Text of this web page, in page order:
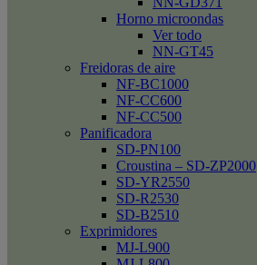
Horno microondas
Ver todo
NN-GT45
Freidoras de aire
NF-BC1000
NF-CC600
NF-CC500
Panificadora
SD-PN100
Croustina – SD-ZP2000
SD-YR2550
SD-R2530
SD-B2510
Exprimidores
MJ-L900